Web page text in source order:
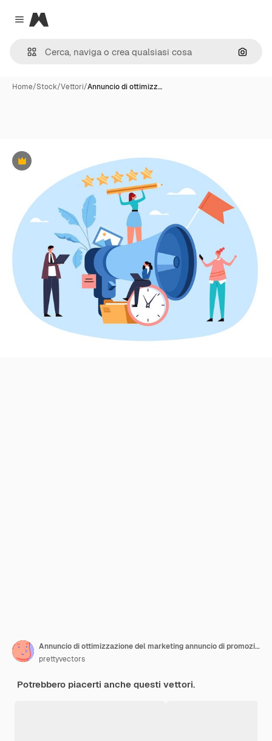
Close menu
Magnific
Cerca
Home/Stock/Vettori/Annuncio di ottimizz…
Premium
Annuncio di ottimizzazione del marketing annuncio di promozione aziendale da megafono Concetto di promozione digitale del mercato piatto
prettyvectors
Potrebbero piacerti anche questi vettori.